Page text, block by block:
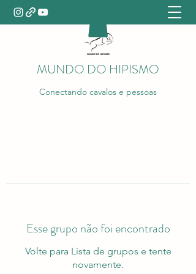
MUNDO DO HIPISMO
Conectando cavalos e pessoas
Esse grupo não foi encontrado
Volte para Lista de grupos e tente
novamente.